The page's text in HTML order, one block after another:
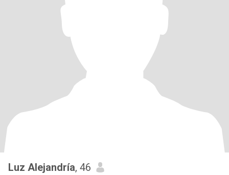
Luz Alejandría, 46